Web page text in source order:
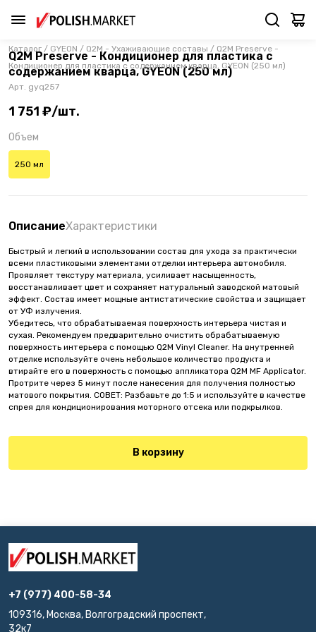
Каталог / GYEON / Q2M - Ухаживающие составы / Q2M Preserve -
Кондиционер для пластика с содержанием кварца, GYEON (250 мл)
Q2M Preserve - Кондиционер для пластика с
содержанием кварца, GYEON (250 мл)
Арт. gyq257
1 751 ₽/шт.
Объем
250 мл
ОписаниеХарактеристики
Быстрый и легкий в использовании состав для ухода за практически
всеми пластиковыми элементами отделки интерьера автомобиля.
Проявляет текстуру материала, усиливает насыщенность,
восстанавливает цвет и сохраняет натуральный заводской матовый
эффект. Состав имеет мощные антистатические свойства и защищает
от УФ излучения.
Убедитесь, что обрабатываемая поверхность интерьера чистая и
сухая. Рекомендуем предварительно очистить обрабатываемую
поверхность интерьера с помощью Q2M Vinyl Cleaner. На внутренней
отделке используйте очень небольшое количество продукта и
втирайте его в поверхность с помощью аппликатора Q2M MF Applicator.
Протрите через 5 минут после нанесения для получения полностью
матового покрытия. СОВЕТ: Разбавьте до 1:5 и используйте в качестве
спрея для кондиционирования моторного отсека или подкрылков.
В корзину
+7 (977) 400-58-34
109316, Москва, Волгоградский проспект,
32к7